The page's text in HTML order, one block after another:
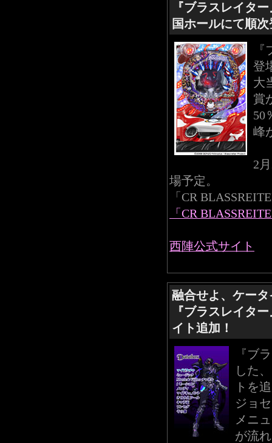
『ブラスレイタ
国ホールにて順
登
大
賞
50
峰
2
場予定。
「CR
「CR
西陣公式サイト
融合せよ、ケー
『ブラスレイタ
イト追加！
『ブ
した
トを
ジョ
メニ
が流